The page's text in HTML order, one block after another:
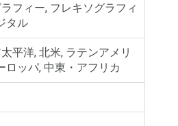
フィー, フレキソグラフィ
タル
平洋, 北米, ラテンアメリ
ロッパ, 中東・アフリカ